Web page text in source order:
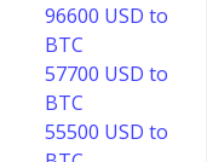
96600 USD to
BTC
57700 USD to
BTC
55500 USD to